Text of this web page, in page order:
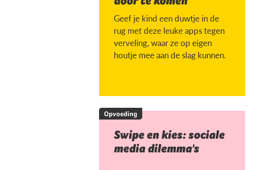
Geef je kind een duwtje in de
rug met deze leuke apps tegen
verveling, waar ze op eigen
houtje mee aan de slag kunnen.
Opvoeding
Swipe en kies: sociale
media dilemma's